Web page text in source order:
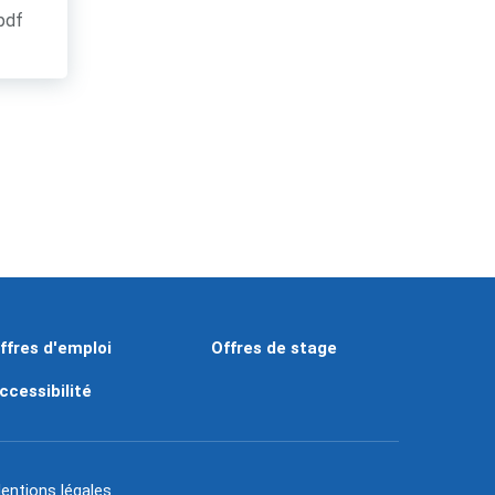
d'emploi Offres de stage
légales